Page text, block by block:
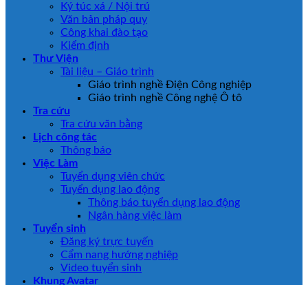
Ký túc xá / Nội trú
Văn bản pháp quy
Công khai đào tạo
Kiểm định
Thư Viện
Tài liệu – Giáo trình
Giáo trình nghề Điện Công nghiệp
Giáo trình nghề Công nghệ Ô tô
Tra cứu
Tra cứu văn bằng
Lịch công tác
Thông báo
Việc Làm
Tuyển dụng viên chức
Tuyển dụng lao động
Thông báo tuyển dụng lao động
Ngân hàng việc làm
Tuyển sinh
Đăng ký trực tuyến
Cẩm nang hướng nghiệp
Video tuyển sinh
Khung Avatar